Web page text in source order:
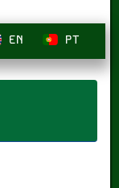
PT
EN